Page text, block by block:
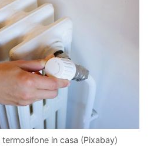
in casa (Pixabay)